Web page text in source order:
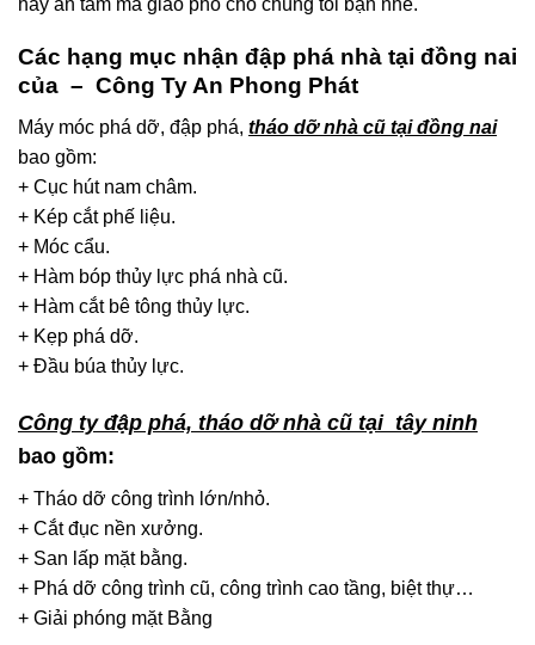
Các hạng mục nhận đập phá nhà tại đồng nai
của – Công Ty An Phong Phát
Máy móc phá dỡ, đập phá, tháo dỡ nhà cũ tại đồng nai
bao gồm:
+ Cục hút nam châm.
+ Kép cắt phế liệu.
+ Móc cẩu.
+ Hàm bóp thủy lực phá nhà cũ.
+ Hàm cắt bê tông thủy lực.
+ Kẹp phá dỡ.
+ Đầu búa thủy lực.
Công ty đập phá, tháo dỡ nhà cũ tại tây ninh
bao gồm:
+ Tháo dỡ công trình lớn/nhỏ.
+ Cắt đục nền xưởng.
+ San lấp mặt bằng.
+ Phá dỡ công trình cũ, công trình cao tầng, biệt thự…
+ Giải phóng mặt Bằng